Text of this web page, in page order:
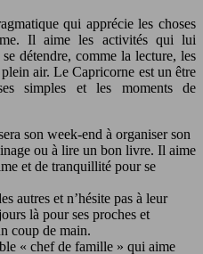
qui apprécie les choses
Il aime les activités qui lui
détendre, comme la lecture, les
air. Le Capricorne est un être
simples et les moments de
son week-end à organiser son
ou à lire un bon livre. Il aime
et de tranquillité pour se
autres et n’hésite pas à leur
là pour ses proches et
coup de main.
« chef de famille » qui aime